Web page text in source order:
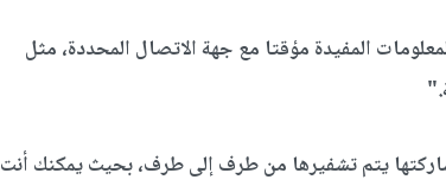
المفيدة مؤقتا مع جهة الاتصال المحددة، مثل
يتم تشفيرها من طرف إلى طرف، بحيث يمكنك أنت